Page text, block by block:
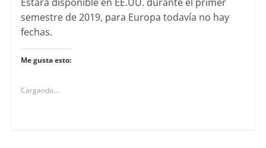
semestre de 2019, para Europa todavía no hay
fechas.
Me gusta esto:
Cargando...